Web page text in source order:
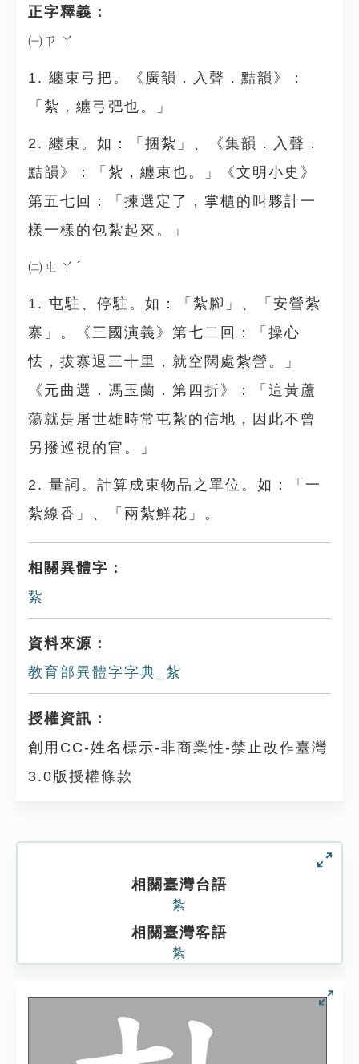
正字釋義：
㈠ㄗㄚ
1. 纏束弓把。《廣韻．入聲．黠韻》：
「紮，纏弓弝也。」
2. 纏束。如：「捆紮」、《集韻．入聲．
黠韻》：「紮，纏束也。」《文明小史》
第五七回：「揀選定了，掌櫃的叫夥計一
樣一樣的包紮起來。」
㈡ㄓㄚˊ
1. 屯駐、停駐。如：「紮腳」、「安營紮
寨」。《三國演義》第七二回：「操心
怯，拔寨退三十里，就空闊處紮營。」
《元曲選．馮玉蘭．第四折》：「這黃蘆
蕩就是屠世雄時常屯紮的信地，因此不曾
另撥巡視的官。」
2. 量詞。計算成束物品之單位。如：「一
紮線香」、「兩紮鮮花」。
相關異體字：
紥
資料來源：
教育部異體字字典_紮
授權資訊：
創用CC-姓名標示-非商業性-禁止改作臺灣
3.0版授權條款
相關臺灣台語
紮
相關臺灣客語
紮